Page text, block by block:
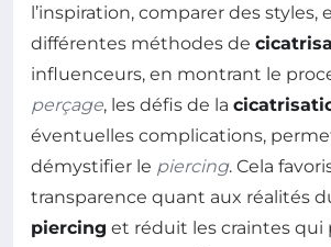
l’inspiration, comparer des
différentes méthodes de
influenceurs, en montrant le
perçage, les défis de la
éventuelles complications,
démystifier le piercing. Cela
transparence quant aux réalités
piercing et réduit les craintes qui